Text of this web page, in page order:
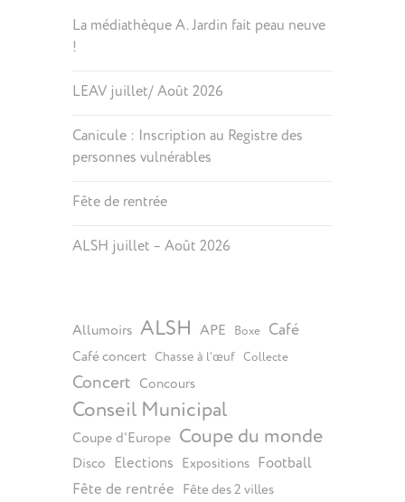
La médiathèque A. Jardin fait peau neuve
!
LEAV juillet/ Août 2026
Canicule : Inscription au Registre des
personnes vulnérables
Fête de rentrée
ALSH juillet – Août 2026
Allumoirs ALSH APE Boxe Café
Café concert Chasse à l’œuf Collecte
Concert Concours
Conseil Municipal
Coupe d'Europe Coupe du monde
Disco Elections Expositions Football
Fête de rentrée Fête des 2 villes